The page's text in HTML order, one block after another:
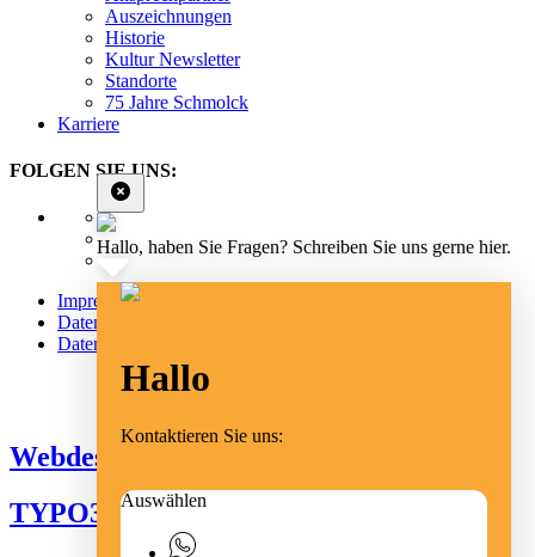
Auszeichnungen
Historie
Kultur Newsletter
Standorte
75 Jahre Schmolck
Karriere
FOLGEN SIE UNS:
Impressum
Datenschutz
Datenschutz Social Media
Webdesign Emmendingen
TYPO3 Freiburg
Hallo, haben Sie Fragen? Schreiben Sie uns gerne hier.
Hallo
Kontaktieren Sie uns:
Auswählen